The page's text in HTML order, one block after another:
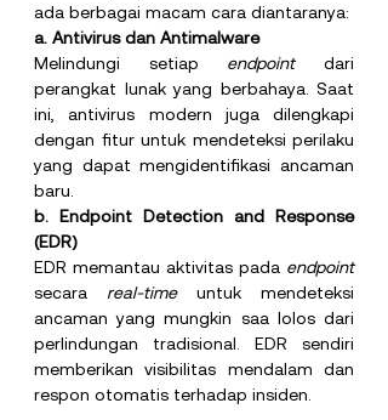
ada berbagai macam cara diantaranya:
a. Antivirus dan Antimalware
Melindungi setiap endpoint dari
perangkat lunak yang berbahaya. Saat
ini, antivirus modern juga dilengkapi
dengan fitur untuk mendeteksi perilaku
yang dapat mengidentifikasi ancaman
baru.
b. Endpoint Detection and Response
(EDR)
EDR memantau aktivitas pada
endpoint
secara real-time untuk mendeteksi
ancaman yang mungkin saa lolos dari
perlindungan tradisional. EDR sendiri
memberikan visibilitas mendalam dan
respon otomatis terhadap insiden.